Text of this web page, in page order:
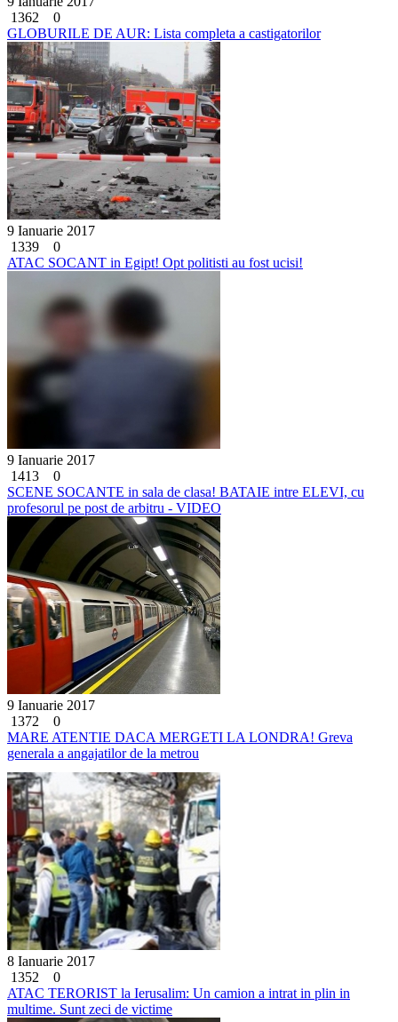
1362
0
GLOBURILE DE AUR: Lista completa a castigatorilor
9 Ianuarie 2017
1339
0
ATAC SOCANT in Egipt! Opt politisti au fost ucisi!
9 Ianuarie 2017
1413
0
SCENE SOCANTE in sala de clasa! BATAIE intre ELEVI, cu
profesorul pe post de arbitru - VIDEO
9 Ianuarie 2017
1372
0
MARE ATENTIE DACA MERGETI LA LONDRA! Greva
generala a angajatilor de la metrou
8 Ianuarie 2017
1352
0
ATAC TERORIST la Ierusalim: Un camion a intrat in plin in
multime. Sunt zeci de victime